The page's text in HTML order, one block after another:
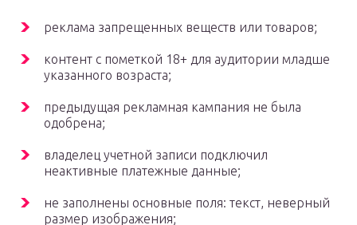
реклама запрещенных веществ или товаров;
контент с пометкой 18+ для аудитории младше
указанного возраста;
предыдущая рекламная кампания не была
одобрена;
владелец учетной записи подключил
неактивные платежные данные;
не заполнены основные поля: текст, неверный
размер изображения;